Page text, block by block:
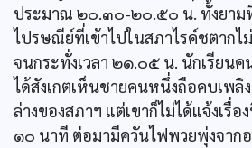
ประมาณ ๒๐.๓๐-๒๐.๕๐ น. ทั้งยาม
ไปรษณีย์ที่เข้าไปในสภาไรค์ชตากไ
จนกระทั่งเวลา ๒๑.๐๕ น. นักเรียน
ได้สังเกตเห็นชายคนหนึ่งถือคบเพลิ
ล่างของสภาฯ แต่เขาก็ไม่ได้แจ้งเรื่
๑๐ นาที ต่อมามีควันไฟพวยพุ่งจาก